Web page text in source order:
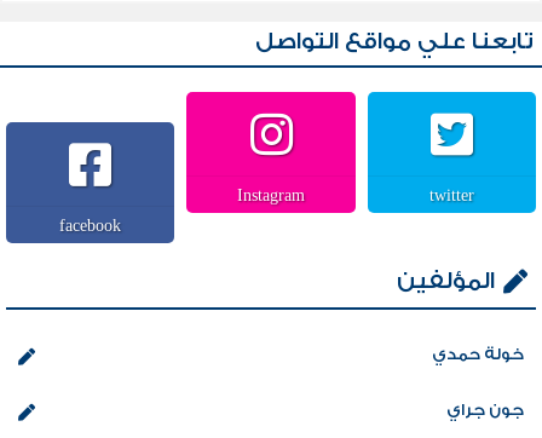
تابعنا علي مواقع التواصل
twitter
Instagram
facebook
المؤلفين
خولة حمدي
جون جراي